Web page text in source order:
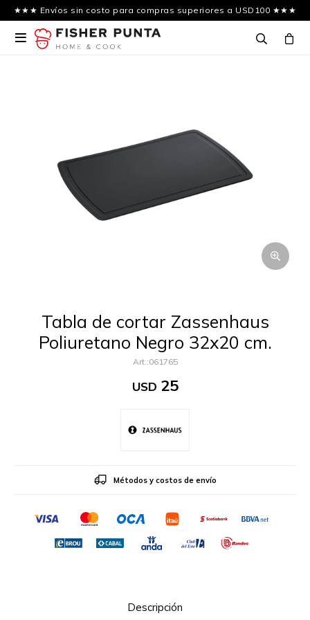
★★★ Envíos sin costo para compras superiores a USD100 ★★★

Tabla de cortar Zassenhaus
Poliuretano Negro 32x20 cm.
061765
USD 25
Métodos y costos de envío
Descripción